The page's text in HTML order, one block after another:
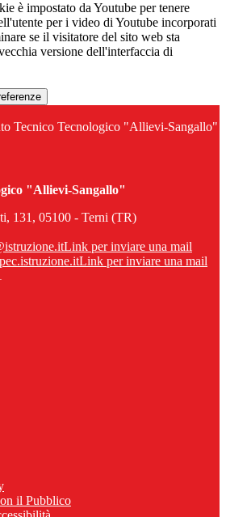
è impostato da Youtube per tenere
per i video di Youtube incorporati
se il visitatore del sito web sta
versione dell'interfaccia di
Tecnico Tecnologico "Allievi-Sangallo"
"Allievi-Sangallo"
131, 05100 - Terni (TR)
Link per inviare una mail
Link per inviare una mail
il Pubblico